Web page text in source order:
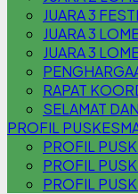
JUARA 3
JUARA 3
JUARA 3
RAPAT
SELAMAT
PROFIL
PROFIL
PROFIL
PROFIL